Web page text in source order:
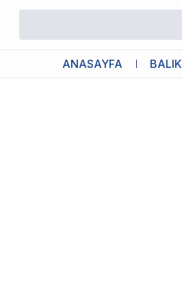
ANASAYFA BALIK